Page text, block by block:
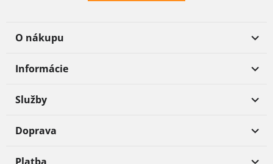
O nákupu
Informácie
Služby
Doprava